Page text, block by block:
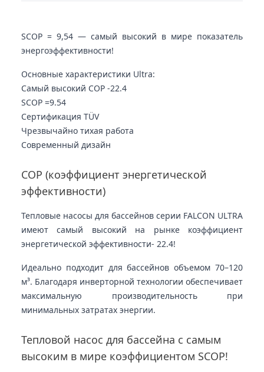
SCOP = 9,54 — самый высокий в мире показатель
энергоэффективности!
Основные характеристики Ultra:
Самый высокий COP -22.4
SCOP =9.54
Сертификация TÜV
Чрезвычайно тихая работа
Современный дизайн
COP (коэффициент энергетической
эффективности)
Тепловые насосы для бассейнов серии FALCON ULTRA
имеют самый высокий на рынке коэффициент
энергетической эффективности- 22.4!
Идеально подходит для бассейнов объемом 70–120
м³. Благодаря инверторной технологии обеспечивает
максимальную производительность при
минимальных затратах энергии.
Тепловой насос для бассейна с самым
высоким в мире коэффициентом SCOP!